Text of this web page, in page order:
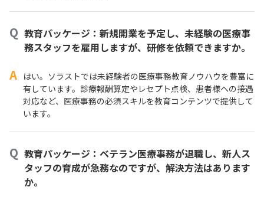
Q 教育パッケージ：新規開業を予定し、未経験の医療事
務スタッフを雇用しますが、研修を依頼できますか。
A はい。ソラストでは未経験者の医療事務教育ノウハウを豊富に
有しています。診療報酬算定やレセプト点検、患者様への接遇
対応など、医療事務の必須スキルを教育コンテンツで提供して
います。
Q 教育パッケージ：ベテラン医療事務が退職し、新人ス
タッフの育成が急務なのですが、解決方法はあります
か。